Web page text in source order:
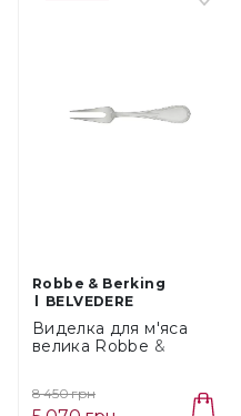
Robbe & Berking
BELVEDERE
Виделка для м'яса
велика Robbe &
8 450 грн